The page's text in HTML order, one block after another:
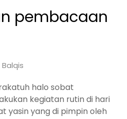
pembacaan
halo sobat
kegiatan rutin di hari
yasin yang di pimpin oleh